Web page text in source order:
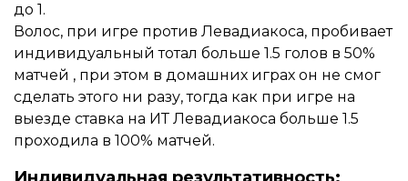
до 1.
Волос, при игре против Левадиакоса, пробивает
индивидуальный тотал больше 1.5 голов в 50%
матчей , при этом в домашних играх он не смог
сделать этого ни разу, тогда как при игре на
выезде ставка на ИТ Левадиакоса больше 1.5
проходила в 100% матчей.